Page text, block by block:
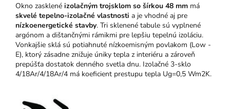
Okno zasklené izolačným trojsklom so šírkou 48 mm má
skvelé tepelno-izolačné vlastnosti a je vhodné aj pre
nízkoenergetické stavby. Tri sklenené tabule sú vyplnené
argónom a dištančnými rámikmi pre lepšiu tepelnú izoláciu.
Vonkajšie sklá sú potiahnuté nízkoemisným povlakom (Low -
E), ktorý zásadne znižuje úniky tepla z interiéru a zároveň
prepúšťa dostatok denného svetla dnu. Izolačné 3-sklo
4/18Ar/4/18Ar/4 má koeficient prestupu tepla Ug=0,5 Wm2K.